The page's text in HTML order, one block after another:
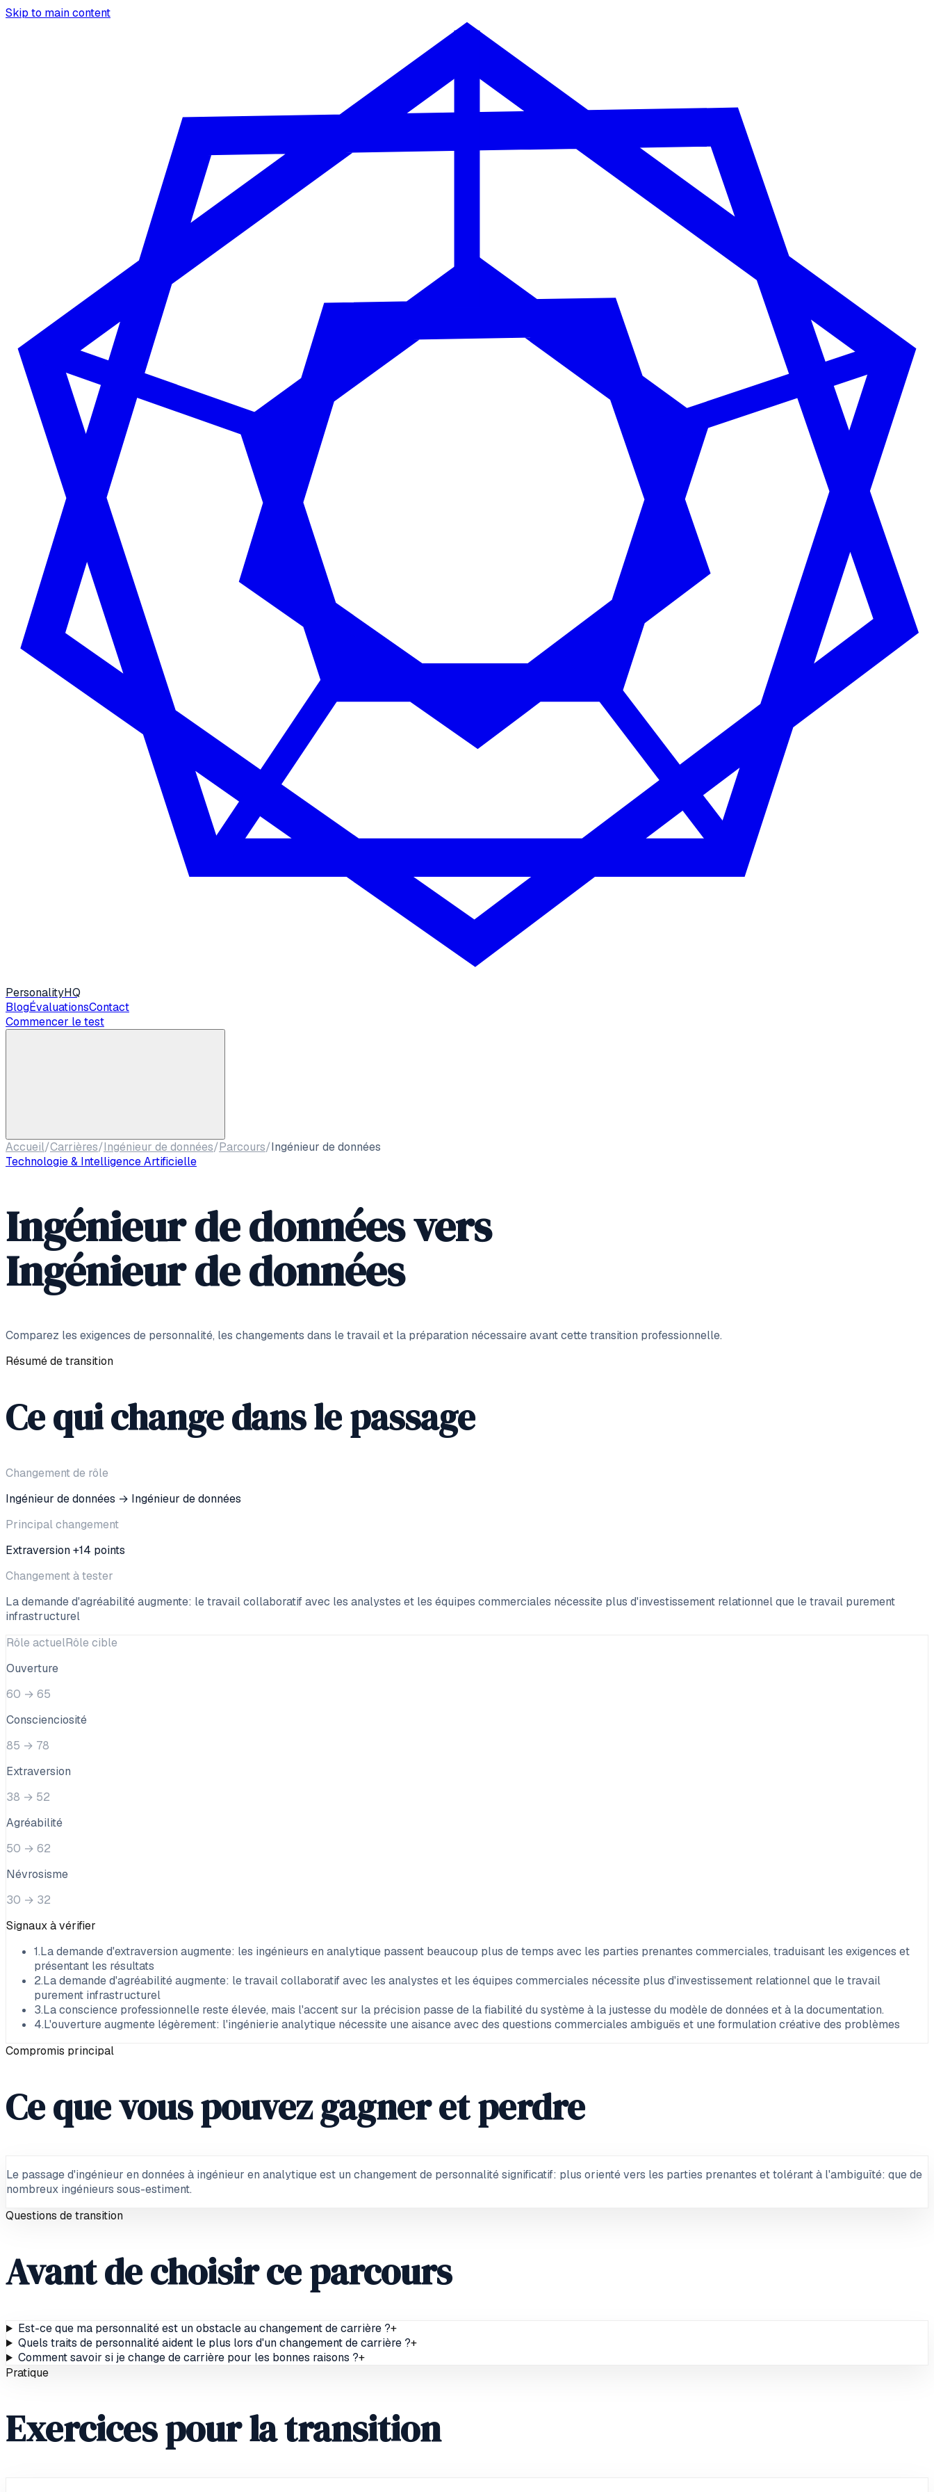
Skip to main content
PersonalityHQ
BlogÉvaluationsContact
Commencer le test
Accueil/Carrières/Ingénieur de données/Parcours/Ingénieur de données
Technologie & Intelligence Artificielle
Ingénieur de donnéesvers
Ingénieur de données
Comparez les exigences de personnalité, les changements dans le travail et la préparation nécessaire avant cette transition professionnelle.
Résumé de transition
Ce qui change dans le passage
Changement de rôle
Ingénieur de données → Ingénieur de données
Principal changement
Extraversion +14 points
Changement à tester
La demande d'agréabilité augmente: le travail collaboratif avec les analystes et les équipes commerciales nécessite plus d'investissement relationnel que le travail purement
infrastructurel
Rôle actuelRôle cible
Ouverture
60 → 65
Conscienciosité
85 → 78
Extraversion
38 → 52
Agréabilité
50 → 62
Névrosisme
30 → 32
Signaux à vérifier
1.La demande d'extraversion augmente: les ingénieurs en analytique passent beaucoup plus de temps avec les parties prenantes commerciales, traduisant les exigences et
présentant les résultats
2.La demande d'agréabilité augmente: le travail collaboratif avec les analystes et les équipes commerciales nécessite plus d'investissement relationnel que le travail
purement infrastructurel
3.La conscience professionnelle reste élevée, mais l'accent sur la précision passe de la fiabilité du système à la justesse du modèle de données et à la documentation.
4.L'ouverture augmente légèrement: l'ingénierie analytique nécessite une aisance avec des questions commerciales ambiguës et une formulation créative des problèmes
Compromis principal
Ce que vous pouvez gagner et perdre
Le passage d'ingénieur en données à ingénieur en analytique est un changement de personnalité significatif: plus orienté vers les parties prenantes et tolérant à l'ambiguïté: que de
nombreux ingénieurs sous-estiment.
Questions de transition
Avant de choisir ce parcours
Est-ce que ma personnalité est un obstacle au changement de carrière ?+
Quels traits de personnalité aident le plus lors d'un changement de carrière ?+
Comment savoir si je change de carrière pour les bonnes raisons ?+
Pratique
Exercices pour la transition